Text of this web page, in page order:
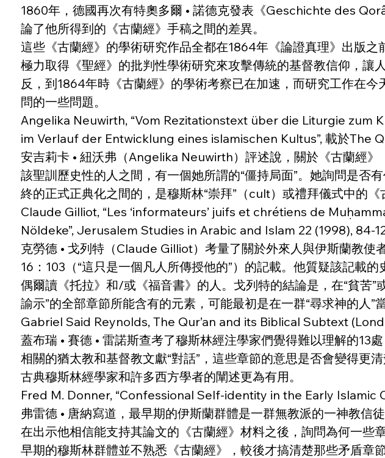
1860年，德國再次有特奧多爾 • 諾德克發表《Geschichte des
論了他所得到的《古蘭經》手稿之間的差異。
這些《古蘭經》的學術研究作品全都在1864年《論證真理》出版
極力取得《聖經》的批判性學術研究來攻擊傳統的基督教信仰，
反，到1864年時《古蘭經》的學術考察已在加速，而研究工作在
問的一些問題。
Angelika Neuwirth, “Vom Rezitationstext über die Liturgie
im Verlauf der Entwicklung eines islamischen Kultus”, 載於The
安吉莉卡 • 紐沃弗（Angelika Neuwirth）評述說，關於《古蘭經
該聖訓歷史性的人之間，有一個她所謂的“僵持局面”。她詢問是否
終的正式正典化之間的，是穆斯林“崇拜”（cult）或禮拜儀式中的《
Claude Gilliot, “Les ‘informateurs’ juifs et chrétiens de
Nöldeke”, Jerusalem Studies in Arabic and Islam 22 (1998), 84-
克勞德 • 戈列特（Claude Gilliot）考量了關於外來人與伊斯蘭教使
16：103（“這只是一個凡人所傳授他的”）的記載。他質疑該記載
偶爾讀《托拉》和/或《福音書》的人。戈列特的結論是，在“貧苦
諭示”的全部章節所能含有的元素，可能最初是在一群“尋求神的人”
Gabriel Said Reynolds, The Qur’an and its Biblical Subtext
蓋布瑞 • 賽德 • 雷諾斯查考了穆斯林經注學家們覺得難以理解的
相關的猶太教和基督教文獻“對話”，這些章節的意思是否會變得更
古典穆斯林經學家和許多西方學者的闡述更為有用。
Fred M. Donner, “Confessional Self-identity in the Early Islamic
弗雷德 • 唐納寫道，最早期的伊斯蘭群體是一群無教派的一神教
在出示他相信能支持其論文的《古蘭經》材料之後，詢問為何一些
早期的穆斯林群體並不熟悉《古蘭經》，較後才搞清楚那些矛盾章